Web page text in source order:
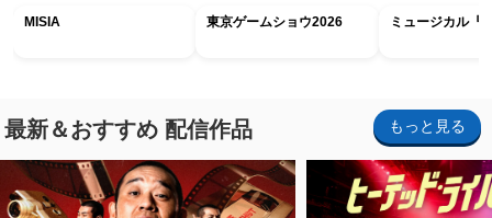
MISIA 東京ゲームショウ2026 ミュージカル『
最新＆おすすめ 配信作品 もっと見る